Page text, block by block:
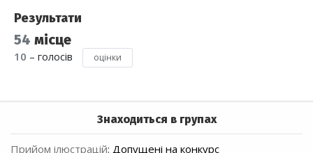
Результати
54 місце
10 – голосів оцінки
Знаходиться в групах
Прийом ілюстрацій: Допущені на конкурс